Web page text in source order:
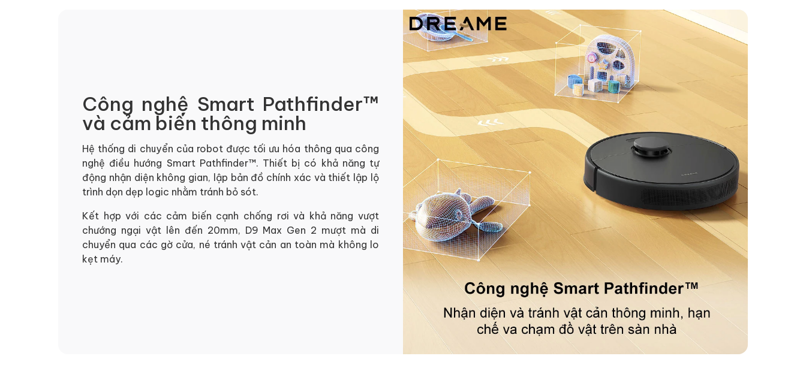
Công nghệ Smart Pathfinder™
và cảm biến thông minh
Hệ thống di chuyển của robot được tối ưu hóa thông qua công
nghệ điều hướng Smart Pathfinder™. Thiết bị có khả năng tự
động nhận diện không gian, lập bản đồ chính xác và thiết lập lộ
trình dọn dẹp logic nhằm tránh bỏ sót.
Kết hợp với các cảm biến cạnh chống rơi và khả năng vượt
chướng ngại vật lên đến 20mm, D9 Max Gen 2 mượt mà di
chuyển qua các gờ cửa, né tránh vật cản an toàn mà không lo
kẹt máy.